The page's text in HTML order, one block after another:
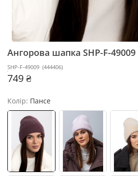
Ангорова шапка SHP-F-49009
SHP-F-49009 (444406)
749 ₴
Колір: Пансе